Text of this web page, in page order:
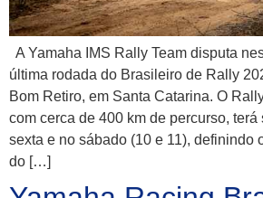
A Yamaha IMS Rally Team disputa
última rodada do Brasileiro de Rally
Bom Retiro, em Santa Catarina. O
com cerca de 400 km de percurso, terá
sexta e no sábado (10 e 11), definindo
do […]